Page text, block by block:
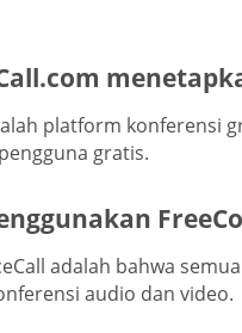
platform konferensi
gratis.
adalah bahwa
audio dan video.